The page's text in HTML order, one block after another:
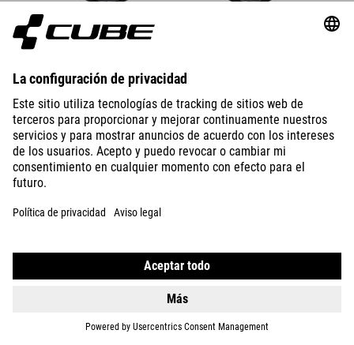
DETALLES
SUPREME RT HYBRID DELUXE
EX 600
3299EUR